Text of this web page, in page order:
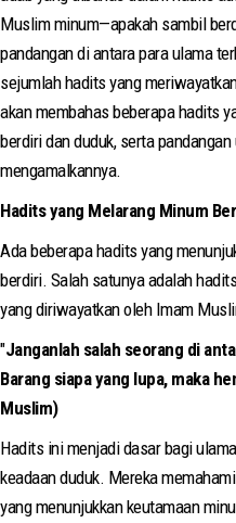
Muslim minum—apakah sambil
pandangan di antara para ulama
sejumlah hadits yang
akan membahas beberapa hadits
berdiri dan duduk, serta
mengamalkannya.
Hadits yang Melarang Minum
Ada beberapa hadits yang
berdiri. Salah satunya adalah
yang diriwayatkan oleh Imam
"Janganlah salah seorang di
Barang siapa yang lupa, maka
Muslim)
Hadits ini menjadi dasar bagi
keadaan duduk. Mereka
yang menunjukkan keutamaan